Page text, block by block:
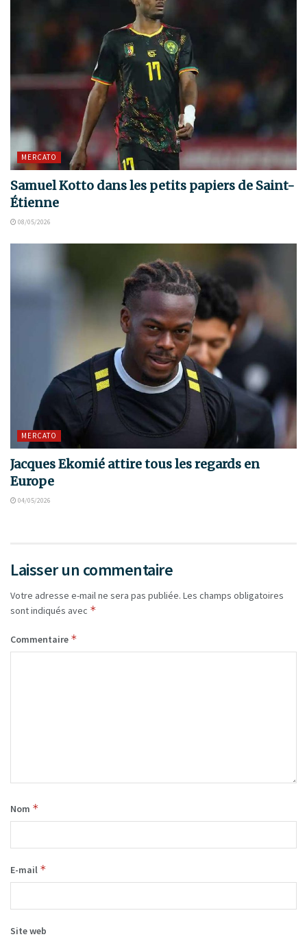
MERCATO
Samuel Kotto dans les petits papiers de Saint-
Étienne
08/05/2026
MERCATO
Jacques Ekomié attire tous les regards en
Europe
04/05/2026
Laisser un commentaire
Votre adresse e-mail ne sera pas publiée. Les champs obligatoires
sont indiqués avec *
Commentaire *
Nom *
E-mail *
Site web